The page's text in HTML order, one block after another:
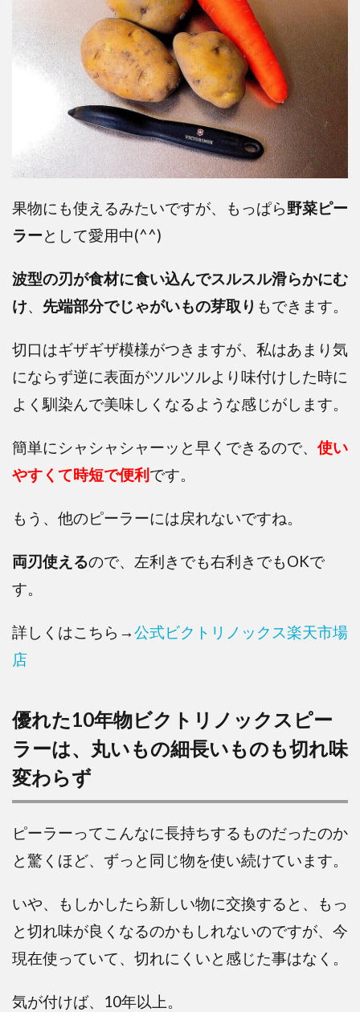
果物にも使えるみたいですが、もっぱら野菜ピー
ラーとして愛用中(^^)
波型の刃が食材に食い込んでスルスル滑らかにむ
け、 先端部分でじゃがいもの芽取り もできます。
切口はギザギザ模様がつきますが、私はあまり気
にならず逆に表面がツルツルより味付けした時に
よく馴染んで美味しくなるような感じがします。
簡単にシャシャシャーッと早くできるので、 使い
やすくて時短で便利 です。
もう、他のピーラーには戻れないですね。
両刃使えるので、左利きでも右利きでもOKで
す。
詳しくはこちら→公式ビクトリノックス楽天市場
店
優れた10年物ビクトリノックスピー
ラーは、丸いもの細長いものも切れ味
変わらず
ピーラーってこんなに長持ちするものだったのか
と驚くほど、ずっと同じ物を使い続けています。
いや、もしかしたら新しい物に交換すると、もっ
と切れ味が良くなるのかもしれないのですが、今
現在使っていて、切れにくいと感じた事はなく。
気が付けば、10年以上。